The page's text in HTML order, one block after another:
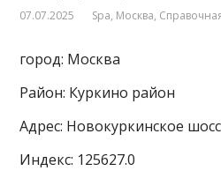
07.07.2025 Spa, Москва,
город: Москва
Район: Куркино район
Адрес: Новокуркинское
Индекс: 125627.0